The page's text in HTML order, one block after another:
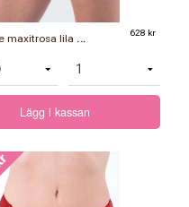
D
ominique maxitrosa lila 2-pack 628 kr
Lägg i kassan